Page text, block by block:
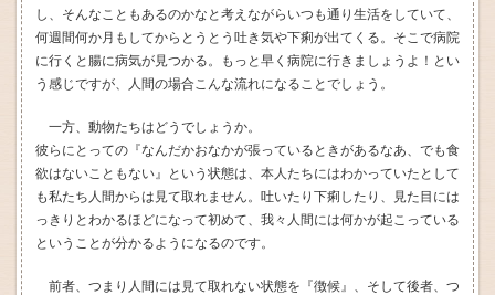
し、そんなこともあるのかなと考えながらいつも通り生活をしていて、
何週間何か月もしてからとうとう吐き気や下痢が出てくる。そこで病院
に行くと腸に病気が見つかる。もっと早く病院に行きましょうよ！とい
う感じですが、人間の場合こんな流れになることでしょう。
一方、動物たちはどうでしょうか。
彼らにとっての『なんだかおなかが張っているときがあるなあ、でも食
欲はないこともない』という状態は、本人たちにはわかっていたとして
も私たち人間からは見て取れません。吐いたり下痢したり、見た目には
っきりとわかるほどになって初めて、我々人間には何かが起こっている
ということが分かるようになるのです。
前者、つまり人間には見て取れない状態を『徴候』、そして後者、つ